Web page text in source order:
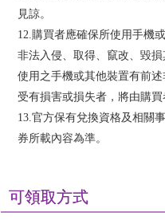
見諒。
12.購買者應確保所使用手機
非法入侵、取得、竄改、毀
使用之手機或其他裝置有前
受有損害或損失者，將由購買
13.官方保有兌換資格及相關
券所載內容為準。
可領取方式